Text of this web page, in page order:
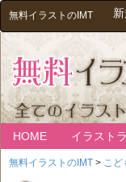
無料イラストのIMT
HOME イラスト
無料イラストのIMT > こど